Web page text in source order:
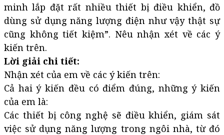
minh lắp đặt rất nhiều thiết bị điều khiển, đồ
dùng sử dụng năng lượng điện như vậy thật sự
cũng không tiết kiệm”. Nêu nhận xét về các ý
kiến trên.
Lời giải chi tiết:
Nhận xét của em về các ý kiến trên:
Cả hai ý kiến đều có điểm đúng, những ý kiến
của em là:
Các thiết bị công nghệ sẽ điều khiển, giám sát
việc sử dụng năng lượng trong ngôi nhà, từ đó